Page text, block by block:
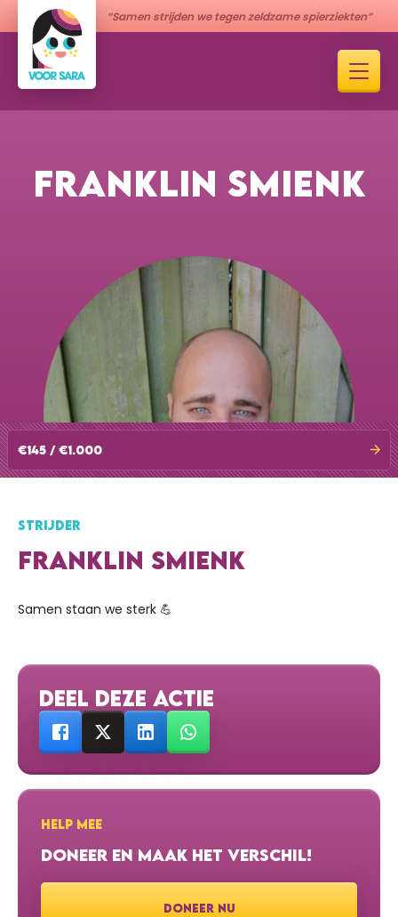
“Samen strijden we tegen zeldzame spierziekten”
FRANKLIN SMIENK
€145 / €1.000
STRIJDER
FRANKLIN SMIENK
Samen staan we sterk 💪
DEEL DEZE ACTIE
HELP MEE
DONEER EN MAAK HET VERSCHIL!
DONEER NU